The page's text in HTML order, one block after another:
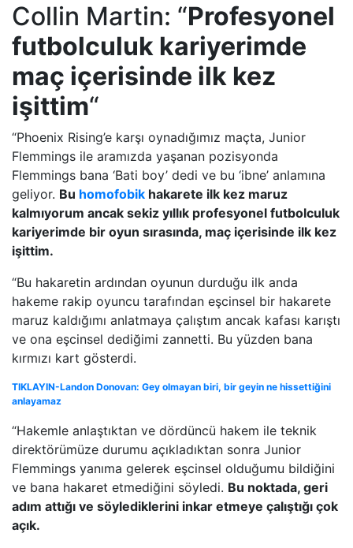
Collin Martin: “Profesyonel
futbolculuk kariyerimde
maç içerisinde ilk kez
işittim“
“Phoenix Rising’e karşı oynadığımız maçta, Junior
Flemmings ile aramızda yaşanan pozisyonda
Flemmings bana ‘Bati boy’ dedi ve bu ‘ibne’ anlamına
geliyor. Bu homofobik hakarete ilk kez maruz
kalmıyorum ancak sekiz yıllık profesyonel futbolculuk
kariyerimde bir oyun sırasında, maç içerisinde ilk kez
işittim.
“Bu hakaretin ardından oyunun durduğu ilk anda
hakeme rakip oyuncu tarafından eşcinsel bir hakarete
maruz kaldığımı anlatmaya çalıştım ancak kafası karıştı
ve ona eşcinsel dediğimi zannetti. Bu yüzden bana
kırmızı kart gösterdi.
TIKLAYIN-Landon Donovan: Gey olmayan biri, bir geyin ne hissettiğini
anlayamaz
“Hakemle anlaştıktan ve dördüncü hakem ile teknik
direktörümüze durumu açıkladıktan sonra Junior
Flemmings yanıma gelerek eşcinsel olduğumu bildiğini
ve bana hakaret etmediğini söyledi. Bu noktada, geri
adım attığı ve söylediklerini inkar etmeye çalıştığı çok
açık.